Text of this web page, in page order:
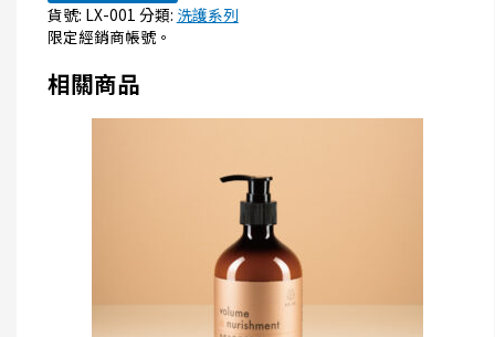
貨號: LX-001 分類: 洗護系列
限定經銷商帳號。
相關商品